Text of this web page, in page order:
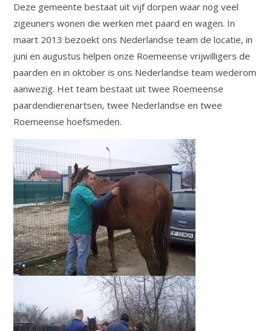
Deze gemeente bestaat uit vijf dorpen waar nog veel
zigeuners wonen die werken met paard en wagen. In
maart 2013 bezoekt ons Nederlandse team de locatie, in
juni en augustus helpen onze Roemeense vrijwilligers de
paarden en in oktober is ons Nederlandse team wederom
aanwezig. Het team bestaat uit twee Roemeense
paardendierenartsen, twee Nederlandse en twee
Roemeense hoefsmeden.